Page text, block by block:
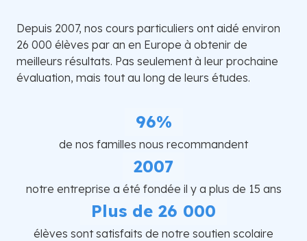
Depuis 2007, nos cours particuliers ont aidé environ
26 000 élèves par an en Europe à obtenir de
meilleurs résultats. Pas seulement à leur prochaine
évaluation, mais tout au long de leurs études.
96%
de nos familles nous recommandent
2007
notre entreprise a été fondée il y a plus de 15 ans
Plus de 26 000
élèves sont satisfaits de notre soutien scolaire